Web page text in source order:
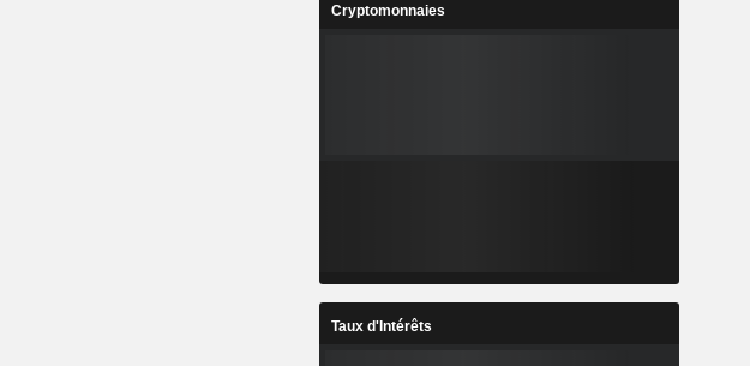
Cryptomonnaies
Taux d'Intérêts